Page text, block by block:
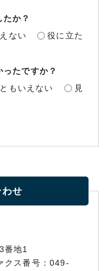
か？
ない
役に立た
たですか？
もいえない
見
せ
地1
ス番号：049-